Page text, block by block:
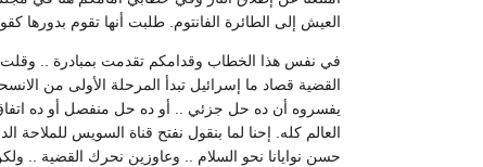
العيش إلى الطائرة الفانتوم. طلبت أنها تقوم بدورها
في نفس هذا الخطاب وقدامكم تقدمت بمبادرة .. وقلت
القضية قصاد ما إسرائيل تبدأ المرحلة الأولى من
يفسروه أن ده حل جزئي .. أو ده حل منفصل أو ده
العالم كله. إحنا لما بنقول نفتح قناة السويس للملاحة
حسن نوايانا نحو السلام .. وعاوزين نحرك القضية ..